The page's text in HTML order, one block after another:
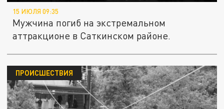
15 ИЮЛЯ 09:35
Мужчина погиб на экстремальном
аттракционе в Саткинском районе.
ПРОИСШЕСТВИЯ